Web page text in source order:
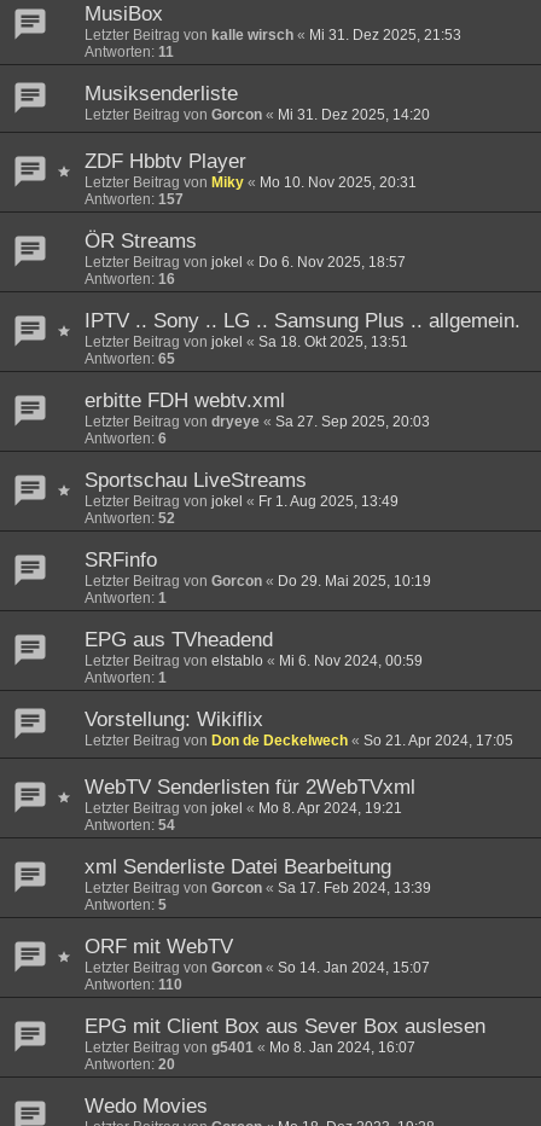
MusiBox
Letzter Beitrag von kalle wirsch « Mi 31. Dez 2025, 21:53
Antworten: 11
Musiksenderliste
Letzter Beitrag von Gorcon « Mi 31. Dez 2025, 14:20
ZDF Hbbtv Player
Letzter Beitrag von Miky « Mo 10. Nov 2025, 20:31
Antworten: 157
ÖR Streams
Letzter Beitrag von jokel « Do 6. Nov 2025, 18:57
Antworten: 16
IPTV .. Sony .. LG .. Samsung Plus .. allgemein.
Letzter Beitrag von jokel « Sa 18. Okt 2025, 13:51
Antworten: 65
erbitte FDH webtv.xml
Letzter Beitrag von dryeye « Sa 27. Sep 2025, 20:03
Antworten: 6
Sportschau LiveStreams
Letzter Beitrag von jokel « Fr 1. Aug 2025, 13:49
Antworten: 52
SRFinfo
Letzter Beitrag von Gorcon « Do 29. Mai 2025, 10:19
Antworten: 1
EPG aus TVheadend
Letzter Beitrag von elstablo « Mi 6. Nov 2024, 00:59
Antworten: 1
Vorstellung: Wikiflix
Letzter Beitrag von Don de Deckelwech « So 21. Apr 2024, 17:05
WebTV Senderlisten für 2WebTVxml
Letzter Beitrag von jokel « Mo 8. Apr 2024, 19:21
Antworten: 54
xml Senderliste Datei Bearbeitung
Letzter Beitrag von Gorcon « Sa 17. Feb 2024, 13:39
Antworten: 5
ORF mit WebTV
Letzter Beitrag von Gorcon « So 14. Jan 2024, 15:07
Antworten: 110
EPG mit Client Box aus Sever Box auslesen
Letzter Beitrag von g5401 « Mo 8. Jan 2024, 16:07
Antworten: 20
Wedo Movies